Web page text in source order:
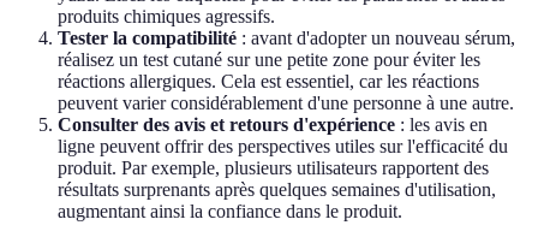
produits chimiques agressifs.
Tester la compatibilité : avant d'adopter un nouveau sérum,
réalisez un test cutané sur une petite zone pour éviter les
réactions allergiques. Cela est essentiel, car les réactions
peuvent varier considérablement d'une personne à une autre.
Consulter des avis et retours d'expérience : les avis en
ligne peuvent offrir des perspectives utiles sur l'efficacité du
produit. Par exemple, plusieurs utilisateurs rapportent des
résultats surprenants après quelques semaines d'utilisation,
augmentant ainsi la confiance dans le produit.